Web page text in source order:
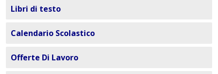
Libri di testo
Calendario Scolastico
Offerte Di Lavoro